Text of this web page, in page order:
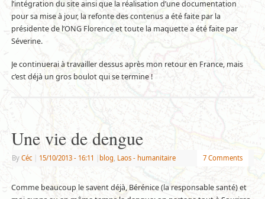
l’intégration du site ainsi que la réalisation d’une documentation
pour sa mise à jour, la refonte des contenus a été faite par la
présidente de l’ONG Florence et toute la maquette a été faite par
Séverine.
Je continuerai à travailler dessus après mon retour en France, mais
c’est déjà un gros boulot qui se termine !
Une vie de dengue
By Céc 15/10/2013 - 16:11 blog, Laos - humanitaire 7 Comments
Comme beaucoup le savent déjà, Bérénice (la responsable santé) et